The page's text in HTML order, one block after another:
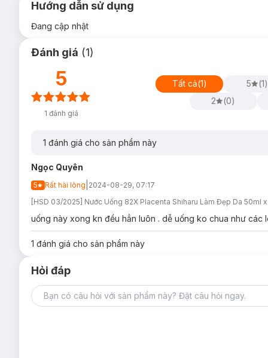
Hướng dẫn sử dụng
Đang cập nhật
Đánh giá (1)
5
1 đánh giá
Tất cả(1) 5 (1)
2
(0)
1 đánh giá cho sản phẩm này
Ngọc Quyên
5 Rất hài lòng 2024-08-29, 07:17
[HSD 03/2025] Nước Uống 82X Placenta Shiharu Làm Đẹp Da 50ml x
uống này xong kn đều hẳn luôn . dễ uống ko chua như các
1 đánh giá cho sản phẩm này
Hỏi đáp